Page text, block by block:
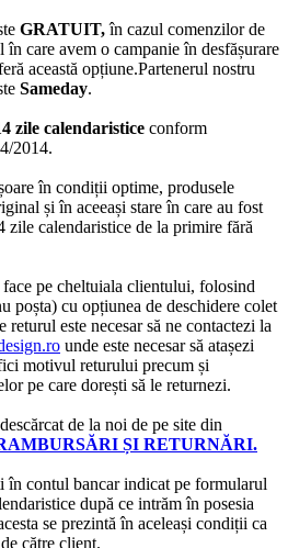
GRATUIT,în cazul comenzilor de
în care avem o campanie în desfășurare
această opțiune.Partenerul nostru
Sameday.
zile calendaristice conform
2014.
în condiții optime, produsele
și în aceeași stare în care au fost
zile calendaristice de la primire fără
pe cheltuiala clientului, folosind
poșta) cu opțiunea de deschidere colet
returul este necesar să ne contactezi la
unde este necesar să atașezi
motivul returului precum și
pe care dorești să le returnezi.
de la noi de pe site din
ȘI RETURNĂRI.
contul bancar indicat pe formularul
după ce intrăm în posesia
se prezintă în aceleași condiții ca
către client.